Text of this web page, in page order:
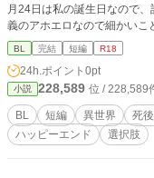
月24日は私の誕生日なので
義のアホエロなので細かいこ
BL 完結 短編 R18
24h.ポイント 0pt
小説 228,589 位 / 228,589
BL 短編 異世界 死
ハッピーエンド
選択肢